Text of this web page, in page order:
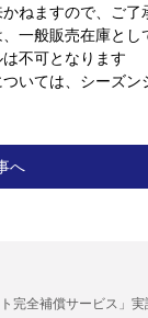
ねますので、ご了
一般販売在庫とし
不可となります
いては、シーズ
へ
ト完全補償サービス」